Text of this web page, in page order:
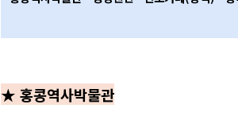
★ 홍콩역사박물관